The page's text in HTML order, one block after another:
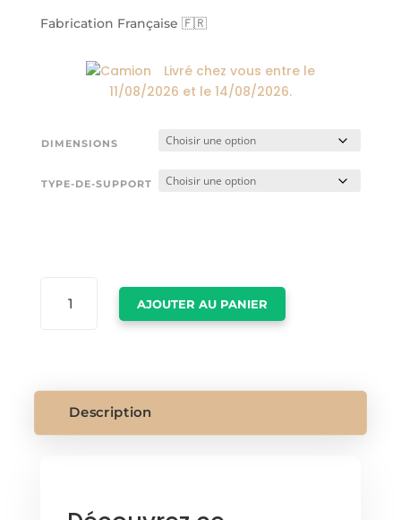
Fabrication Française 🇫🇷
Livré chez vous entre le
11/08/2026 et le 14/08/2026.
DIMENSIONS
TYPE-DE-SUPPORT
AJOUTER AU PANIER
Description